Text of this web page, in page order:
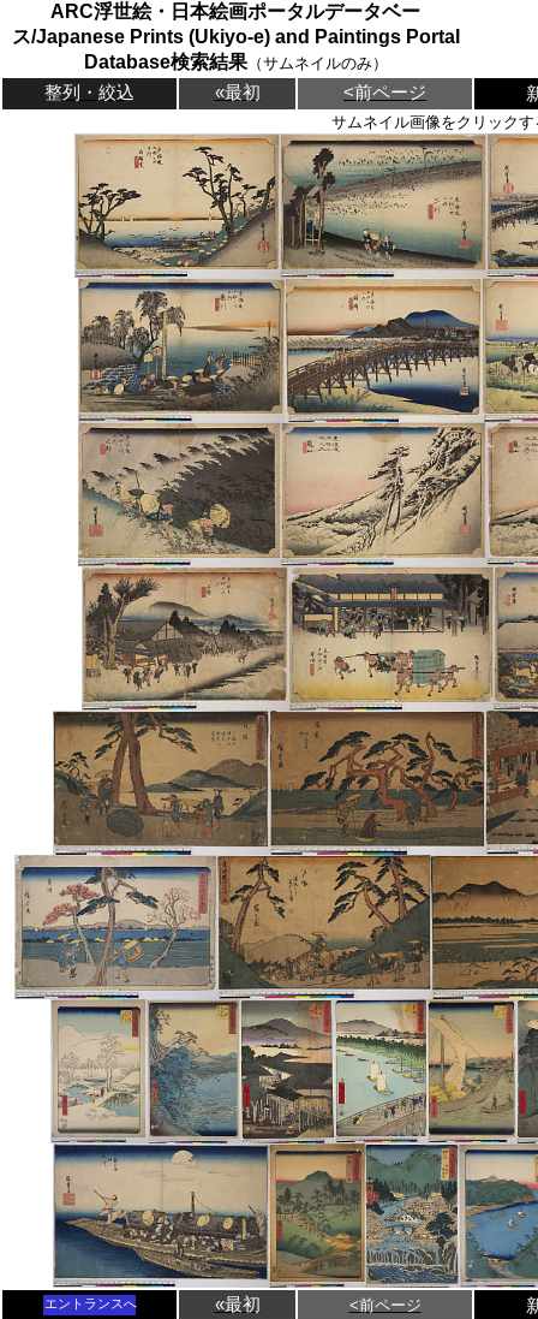
ARC浮世絵・日本絵画ポータルデータベー
ス/Japanese Prints (Ukiyo-e) and Paintings Portal
Database検索結果（サムネイルのみ）
整列・絞込 «最初 <前ページ
サムネイル画像をクリック
エントランスへ «最初 <前ページ